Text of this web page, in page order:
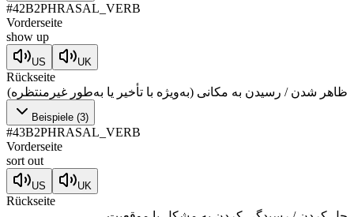
#42B2PHRASAL_VERB
Vorderseite
show up
US UK
Rückseite
ظاهر شدن / رسیدن به مکانی (به‌ویژه با تأخیر یا به‌طور غیرمنتظره)
Beispiele (3)
#43B2PHRASAL_VERB
Vorderseite
sort out
US UK
Rückseite